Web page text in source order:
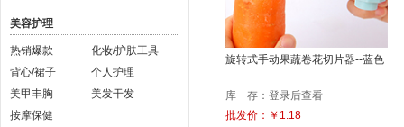
美容护理
热销爆款
化妆/护肤工具
背心/裙子
个人护理
美甲丰胸
美发干发
按摩保健
旋转式手动果蔬卷花切片器--蓝色
库 存：登录后查看
批发价：￥1.18